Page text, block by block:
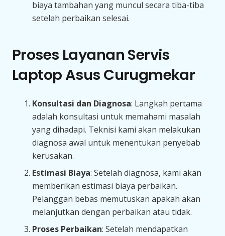
biaya tambahan yang muncul secara tiba-tiba
setelah perbaikan selesai.
Proses Layanan Servis
Laptop Asus Curugmekar
Konsultasi dan Diagnosa: Langkah pertama
adalah konsultasi untuk memahami masalah
yang dihadapi. Teknisi kami akan melakukan
diagnosa awal untuk menentukan penyebab
kerusakan.
Estimasi Biaya: Setelah diagnosa, kami akan
memberikan estimasi biaya perbaikan.
Pelanggan bebas memutuskan apakah akan
melanjutkan dengan perbaikan atau tidak.
Proses Perbaikan: Setelah mendapatkan